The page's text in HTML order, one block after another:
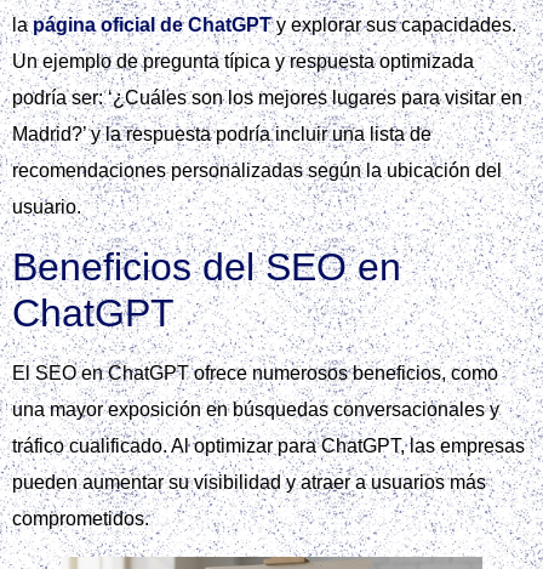
lapágina oficial de ChatGPTy explorar sus capacidades.
Un ejemplo de pregunta típica y respuesta optimizada
podría ser: ‘¿Cuáles son los mejores lugares para visitar en
Madrid?’ y la respuesta podría incluir una lista de
recomendaciones personalizadas según la ubicación del
usuario.
Beneficios del SEO en
ChatGPT
El SEO en ChatGPT ofrece numerosos beneficios, como
una mayor exposición en búsquedas conversacionales y
tráfico cualificado. Al optimizar para ChatGPT, las empresas
pueden aumentar su visibilidad y atraer a usuarios más
comprometidos.